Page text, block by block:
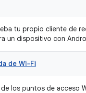
tu propio cliente de
un dispositivo con
de Wi-Fi
los puntos de acceso